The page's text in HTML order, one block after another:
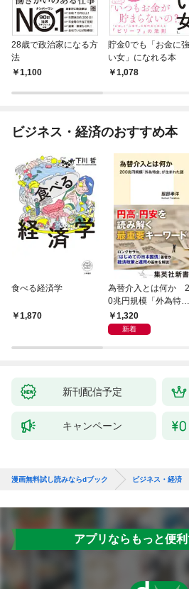
28歳で政治家になる方
法
1,100
貯金0でも「お金に強
い女」になれる本
1,078
ビジネス・経済のおすすめ本
食べる経済学
1,870
為替介入とは何か
0兆円規模「外為特
会」が生まれた謎
1,320
新着
新刊配信予定
キャンペーン
漫画無料試し読みならdブック ビジネス・経済
アプリならもっと便利